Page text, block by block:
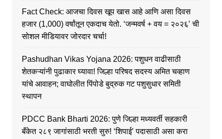
Fact Check: आजचा दिवस खूप खास आहे आणि असा दिवस
हजार (1,000) वर्षांतून एकदाच येतो. ‘जन्मवर्ष + वय = २०२६’ ची
सोशल मीडियावर जोरदार चर्चा!
Pashudhan Vikas Yojana 2026: पशुधन वाढीसाठी
शेतकऱ्यांनी पुढाकार घ्यावा! जिल्हा परिषद सदस्य अमित चव्हाण
यांचे आवाहन; वाघोलीत पिंपोडे बुद्रुक गट पशुसुधार समिती
स्थापन
PDCC Bank Bharti 2026: पुणे जिल्हा मध्यवर्ती सहकारी
बँकेत २८९ जागांसाठी भरती सुरु! ‘शिपाई’ पदासाठी असा करा